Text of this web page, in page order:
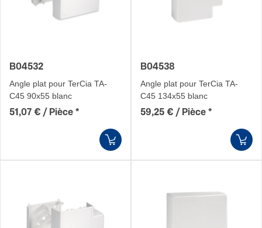
B04532
Angle plat pour TerCia TA-
C45 90x55 blanc
51,07 € / Pièce *
B04538
Angle plat pour TerCia TA-
C45 134x55 blanc
59,25 € / Pièce *